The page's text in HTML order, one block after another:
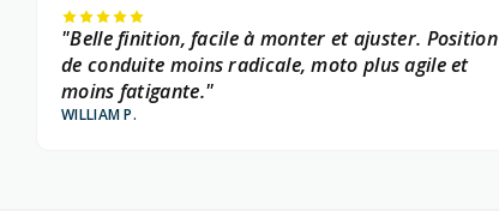
"Belle finition, facile à monter et ajuster. Position
de conduite moins radicale, moto plus agile et
moins fatigante."
WILLIAM P.